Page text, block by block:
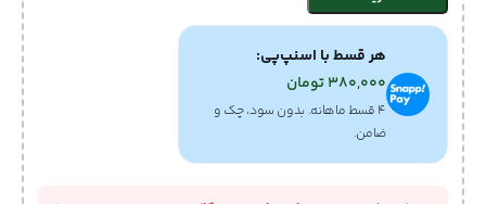
هر قسط با اسنپ‌پی:
380,000تومان
۴ قسط ماهانه. بدون سود، چک و
ضامن.